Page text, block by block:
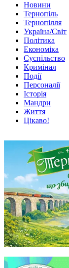
Новини
Тернопіль
Тернопілля
Україна/Світ
Політика
Економіка
Суспільство
Кримінал
Події
Персоналії
Історія
Мандри
Життя
Цікаво!